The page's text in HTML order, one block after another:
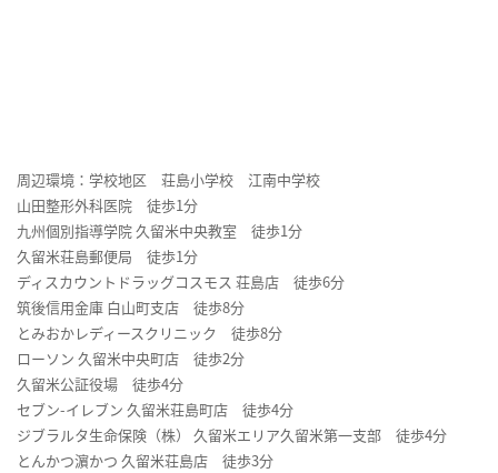
周辺環境：学校地区 荘島小学校 江南中学校
山田整形外科医院 徒歩1分
九州個別指導学院 久留米中央教室 徒歩1分
久留米荘島郵便局 徒歩1分
ディスカウントドラッグコスモス 荘島店 徒歩6分
筑後信用金庫 白山町支店 徒歩8分
とみおかレディースクリニック 徒歩8分
ローソン 久留米中央町店 徒歩2分
久留米公証役場 徒歩4分
セブン-イレブン 久留米荘島町店 徒歩4分
ジブラルタ生命保険（株） 久留米エリア久留米第一支部 徒歩4分
とんかつ濵かつ 久留米荘島店 徒歩3分